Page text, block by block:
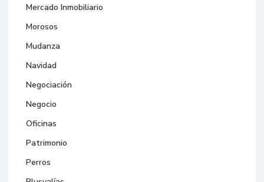
Mercado Inmobiliario
Morosos
Mudanza
Navidad
Negociación
Negocio
Oficinas
Patrimonio
Perros